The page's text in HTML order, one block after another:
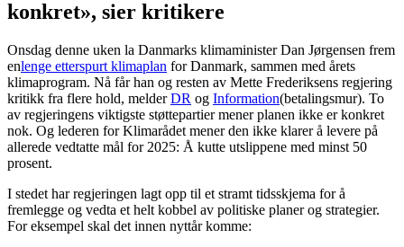
konkret», sier kritikere
Onsdag denne uken la Danmarks klimaminister Dan Jørgensen frem
enlenge etterspurt klimaplan for Danmark, sammen med årets
klimaprogram. Nå får han og resten av Mette Frederiksens regjering
kritikk fra flere hold, melderDR og Information(betalingsmur). To
av regjeringens viktigste støttepartier mener planen ikke er konkret
nok. Og lederen for Klimarådet mener den ikke klarer å levere på
allerede vedtatte mål for 2025: Å kutte utslippene med minst 50
prosent.
I stedet har regjeringen lagt opp til et stramt tidsskjema for å
fremlegge og vedta et helt kobbel av politiske planer og strategier.
For eksempel skal det innen nyttår komme: